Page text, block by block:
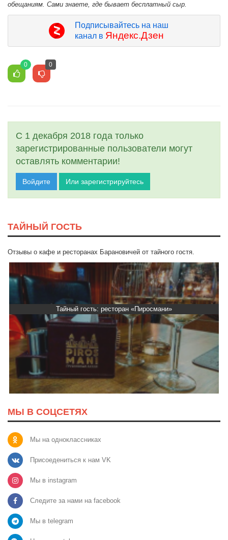
обещаниям. Сами знаете, где бывает бесплатный сыр.
Подписывайтесь на наш
канал в Яндекс.Дзен
0 0
С 1 декабря 2018 года только
зарегистрированные пользователи могут
оставлять комментарии!
Войдите Или зарегистрируйтесь
ТАЙНЫЙ ГОСТЬ
Отзывы о кафе и ресторанах Барановичей от тайного гостя.
Тайный гость: ресторан «Пиросмани»
МЫ В СОЦСЕТЯХ
Мы на одноклассниках
Присоедениться к нам VK
Мы в instagram
Следите за нами на facebook
Мы в telegram